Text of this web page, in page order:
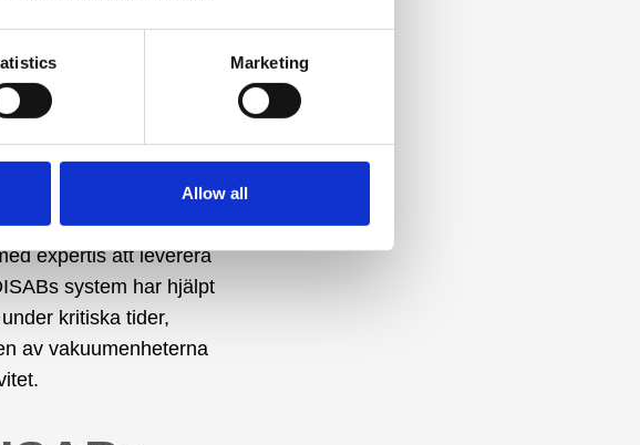
Marketing
Allow all
med DISAB.
expertis att leverera
system har hjälpt
kritiska tider,
av vakuumenheterna